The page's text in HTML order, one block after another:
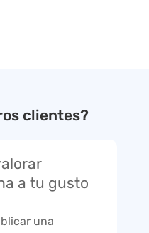
clientes?
a tu gusto
una